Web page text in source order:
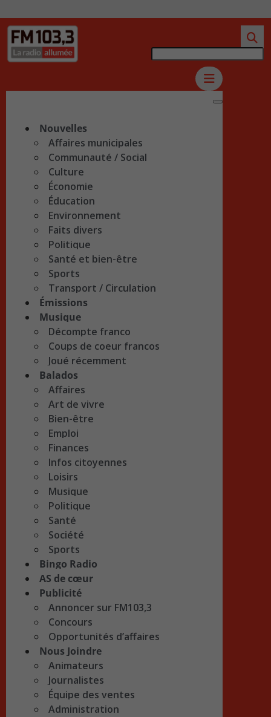
Nouvelles
Affaires municipales
Communauté / Social
Culture
Économie
Éducation
Environnement
Faits divers
Politique
Santé et bien-être
Sports
Transport / Circulation
Émissions
Musique
Décompte franco
Coups de coeur francos
Joué récemment
Balados
Affaires
Art de vivre
Bien-être
Emploi
Finances
Infos citoyennes
Loisirs
Musique
Politique
Santé
Société
Sports
Bingo Radio
AS de cœur
Publicité
Annoncer sur FM103,3
Concours
Opportunités d’affaires
Nous Joindre
Animateurs
Journalistes
Équipe des ventes
Administration